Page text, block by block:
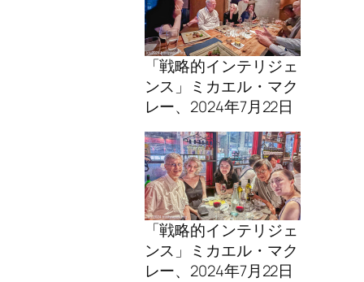
「戦略的インテリジェ
ンス」ミカエル・マク
レー、2024年7月22日
「戦略的インテリジェ
ンス」ミカエル・マク
レー、2024年7月22日